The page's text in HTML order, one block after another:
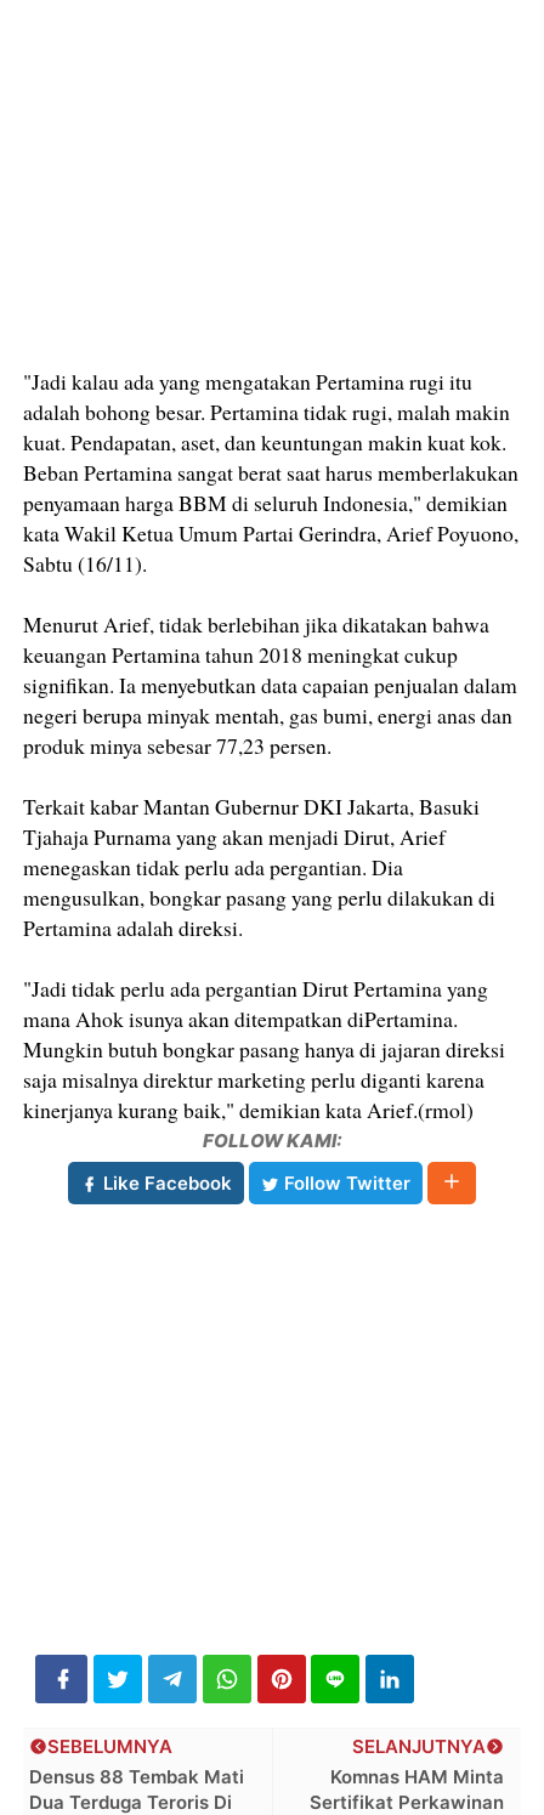
"Jadi kalau ada yang mengatakan Pertamina rugi itu
adalah bohong besar. Pertamina tidak rugi, malah makin
kuat. Pendapatan, aset, dan keuntungan makin kuat kok.
Beban Pertamina sangat berat saat harus memberlakukan
penyamaan harga BBM di seluruh Indonesia," demikian
kata Wakil Ketua Umum Partai Gerindra, Arief Poyuono,
Sabtu (16/11).
Menurut Arief, tidak berlebihan jika dikatakan bahwa
keuangan Pertamina tahun 2018 meningkat cukup
signifikan. Ia menyebutkan data capaian penjualan dalam
negeri berupa minyak mentah, gas bumi, energi anas dan
produk minya sebesar 77,23 persen.
Terkait kabar Mantan Gubernur DKI Jakarta, Basuki
Tjahaja Purnama yang akan menjadi Dirut, Arief
menegaskan tidak perlu ada pergantian. Dia
mengusulkan, bongkar pasang yang perlu dilakukan di
Pertamina adalah direksi.
"Jadi tidak perlu ada pergantian Dirut Pertamina yang
mana Ahok isunya akan ditempatkan diPertamina.
Mungkin butuh bongkar pasang hanya di jajaran direksi
saja misalnya direktur marketing perlu diganti karena
kinerjanya kurang baik," demikian kata Arief.(rmol)
FOLLOW KAMI:
Like Facebook
Follow Twitter
SELANJUTNYA
Komnas HAM Minta
Sertifikat Perkawinan
SEBELUMNYA
Densus 88 Tembak Mati
Dua Terduga Teroris Di